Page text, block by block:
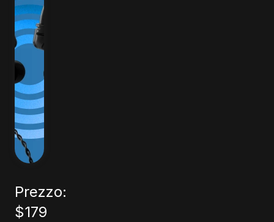
Prezzo:
$179